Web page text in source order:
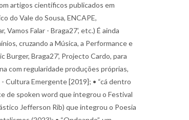
artigos científicos publicados em
do Vale do Sousa, ENCAPE,
Falar - Braga27’, etc.) É ainda
cruzando a Música, a Performance e
Braga27’, Projecto Cardo, para
com regularidade produções próprias,
Cultura Emergente [2019]; • “cá dentro
de spoken word que integrou o Festival
Jefferson Rib) que integrou o Poesia